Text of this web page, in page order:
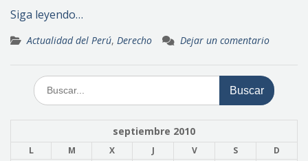
Siga leyendo…
Actualidad del Perú, Derecho Dejar un comentario
Buscar:
septiembre 2010
L M X J V S
D